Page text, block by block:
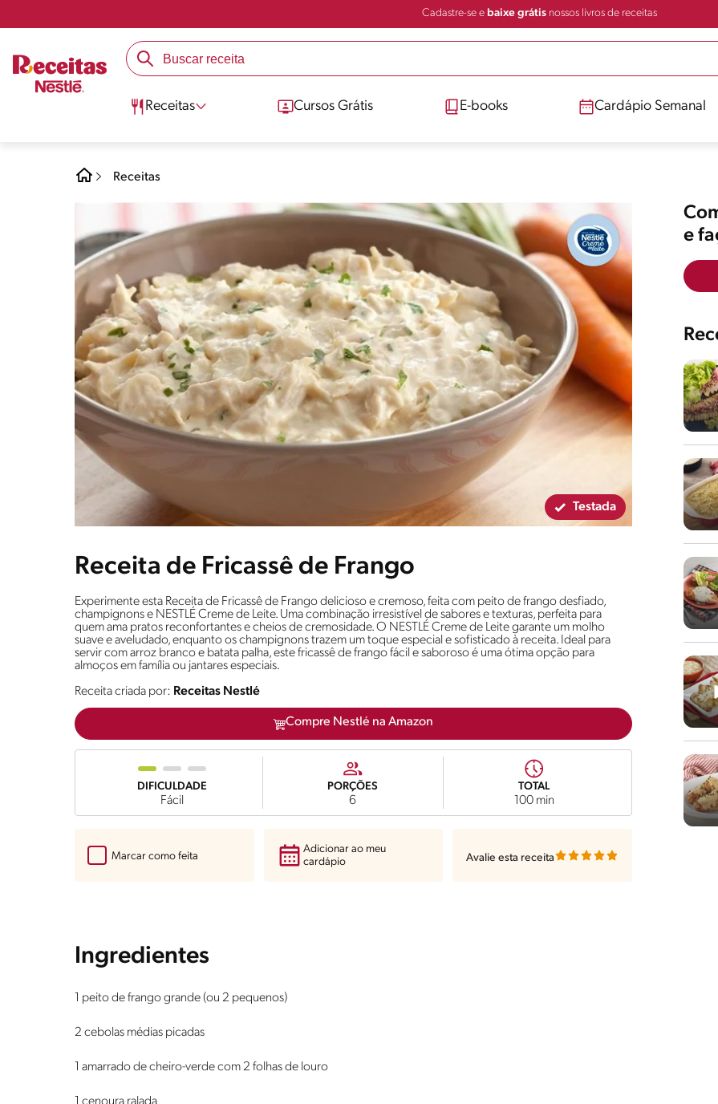
Cadastre-se e baixe grátisnossos livros de receitas
Receitas Cursos Grátis E-books Cardápio Semanal
Receitas
Testada
Receita de Fricassê de Frango
Experimente esta Receita de Fricassê de Frango delicioso e cremoso, feita com peito de frango desfiado,
champignons e NESTLÉ Creme de Leite. Uma combinação irresistível de sabores e texturas, perfeita para
quem ama pratos reconfortantes e cheios de cremosidade. O NESTLÉ Creme de Leite garante um molho
suave e aveludado, enquanto os champignons trazem um toque especial e sofisticado à receita. Ideal para
servir com arroz branco e batata palha, este fricassê de frango fácil e saboroso é uma ótima opção para
almoços em família ou jantares especiais.
Receita criada por: Receitas Nestlé
Compre Nestlé na Amazon
DIFICULDADE
Fácil
PORÇÕES
6
TOTAL
100 min
Marcar como feita
Adicionar ao meu
cardápio
Avalie esta receita
Ingredientes
1 peito de frango grande (ou 2 pequenos)
2 cebolas médias picadas
1 amarrado de cheiro-verde com 2 folhas de louro
e